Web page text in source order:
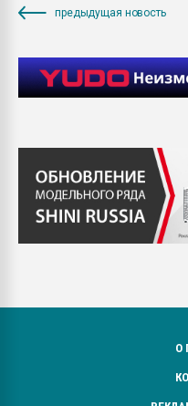
предыдущая новость
О